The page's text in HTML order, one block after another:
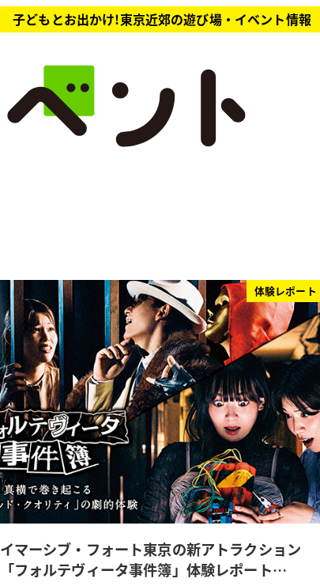
子どもとお出かけ!東京近郊の遊び場・イベント情報
体験レポート
イマーシブ・フォート東京の新アトラクション
「フォルテヴィータ事件簿」体験レポート…